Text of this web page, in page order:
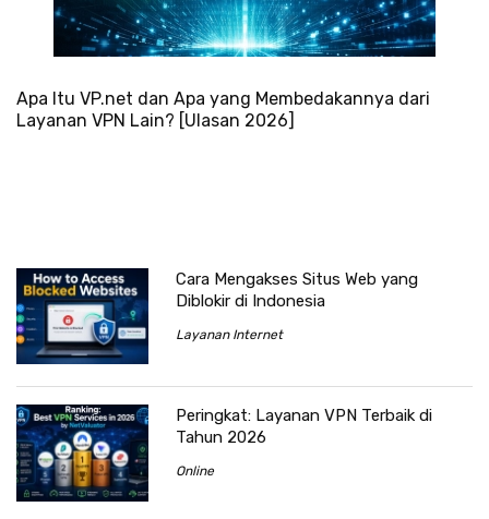
Apa Itu VP.net dan Apa yang Membedakannya dari
Layanan VPN Lain? [Ulasan 2026]
Cara Mengakses Situs Web yang
Diblokir di Indonesia
Layanan Internet
Peringkat: Layanan VPN Terbaik di
Tahun 2026
Online